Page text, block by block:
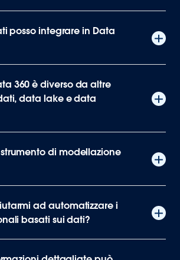
posso integrare in Data
360 è diverso da altre
data lake e data
di modellazione
ad automatizzare i
basati sui dati?